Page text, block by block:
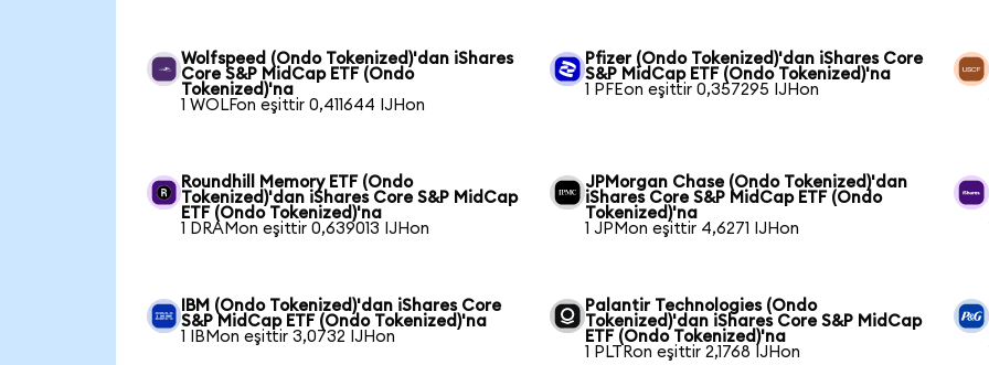
Wolfspeed (Ondo Tokenized)'dan iShares
Core S&P MidCap ETF (Ondo
Tokenized)'na
1 WOLFon eşittir 0,411644 IJHon
Pfizer (Ondo Tokenized)'dan iShares Core
S&P MidCap ETF (Ondo Tokenized)'na
1 PFEon eşittir 0,357295 IJHon
Roundhill Memory ETF (Ondo
Tokenized)'dan iShares Core S&P MidCap
ETF (Ondo Tokenized)'na
1 DRAMon eşittir 0,639013 IJHon
JPMorgan Chase (Ondo Tokenized)'dan
iShares Core S&P MidCap ETF (Ondo
Tokenized)'na
1 JPMon eşittir 4,6271 IJHon
IBM (Ondo Tokenized)'dan iShares Core
S&P MidCap ETF (Ondo Tokenized)'na
1 IBMon eşittir 3,0732 IJHon
Palantir Technologies (Ondo
Tokenized)'dan iShares Core S&P MidCap
ETF (Ondo Tokenized)'na
1 PLTRon eşittir 2,1768 IJHon